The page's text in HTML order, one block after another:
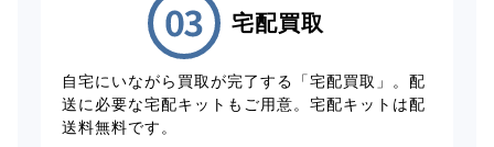
宅配買取
自宅にいながら買取が完了する「宅配買取」。配
送に必要な宅配キットもご用意。宅配キットは配
送料無料です。